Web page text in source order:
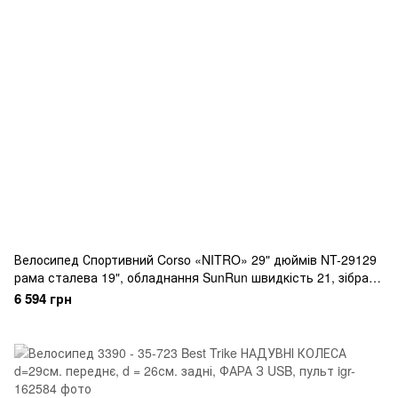
Велоcипед Спортивний Corso «NITRO» 29" дюймів NT-29129
рама сталева 19", обладнання SunRun швидкість 21, зібран
на 75
6 594 грн